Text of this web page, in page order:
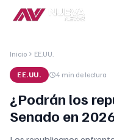
Inicio EE.UU.
EE.UU. 4 min de lectura
¿Podrán los
Senado en